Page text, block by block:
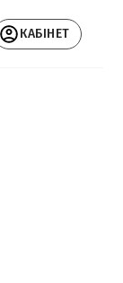
КАБІНЕТ